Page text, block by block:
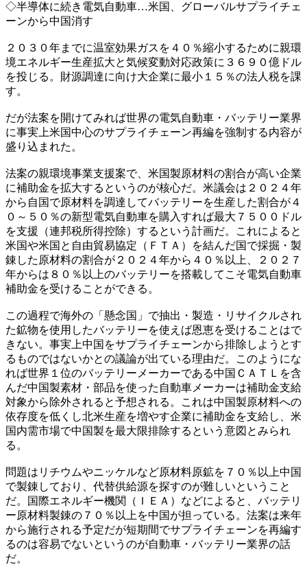
◇半導体に続き電気自動車…米国、グローバルサプライチェ
ーンから中国消す
２０３０年までに温室効果ガスを４０％縮小するために親環
境エネルギー生産拡大と気候変動対応政策に３６９０億ドル
を投じる。財源調達に向け大企業に最小１５％の法人税を課
す。
だが法案を開けてみれば世界の電気自動車・バッテリー業界
に事実上米国中心のサプライチェーン再編を強制する内容が
盛り込まれた。
法案の親環境事業支援案で、米国製原材料の割合が高い企業
に補助金を拡大するというのが核心だ。米議会は２０２４年
から自国で原材料を調達してバッテリーを生産した割合が４
０～５０％の新型電気自動車を購入すれば最大７５００ドル
を支援（連邦税所得控除）するという計画だ。これによると
米国や米国と自由貿易協定（ＦＴＡ）を結んだ国で採掘・製
錬した原材料の割合が２０２４年から４０％以上、２０２７
年からは８０％以上のバッテリーを搭載してこそ電気自動車
補助金を受けることができる。
この過程で海外の「懸念国」で抽出・製造・リサイクルされ
た鉱物を使用したバッテリーを使えば恩恵を受けることはで
きない。事実上中国をサプライチェーンから排除しようとす
るものではないかとの議論が出ている理由だ。このようにな
れば世界１位のバッテリーメーカーである中国ＣＡＴＬを含
んだ中国製素材・部品を使った自動車メーカーは補助金支給
対象から除外されると予想される。これは中国製原材料への
依存度を低くし北米生産を増やす企業に補助金を支給し、米
国内需市場で中国製を最大限排除するという意図とみられ
る。
問題はリチウムやニッケルなど原材料原鉱を７０％以上中国
で製錬しており、代替供給源を探すのが難しいということ
だ。国際エネルギー機関（ＩＥＡ）などによると、バッテリ
ー原材料製錬の７０％以上を中国が担っている。法案は来年
から施行される予定だが短期間でサプライチェーンを再編す
るのは容易でないというのが自動車・バッテリー業界の話
だ。